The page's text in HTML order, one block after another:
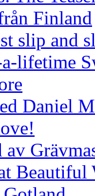
Finland
slip and
lifetime
Daniel
av
Beautiful